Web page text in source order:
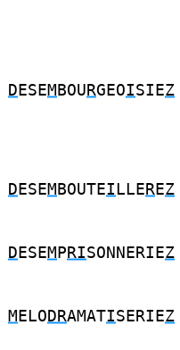
D ESEM BOU RGEOISIEZ
D ESEM BOUTEI LLE REZ
D ESEM P RISONNERIEZ
M ELO DRAMATISERIEZ